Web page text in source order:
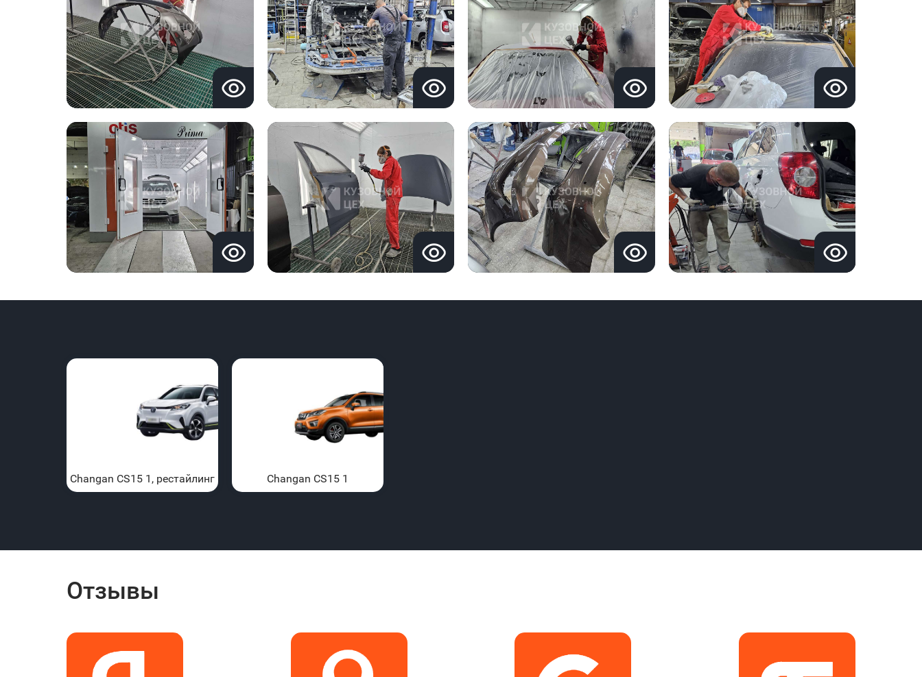
Changan CS15 1, рестайлинг Changan CS15 1
Отзывы